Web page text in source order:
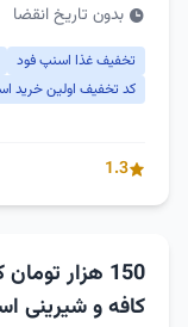
بدون تاریخ انقضا
تخفیف غذا اسنپ فود
کد تخفیف اولین خرید
1.3
150 هزار
کافه و شیرینی